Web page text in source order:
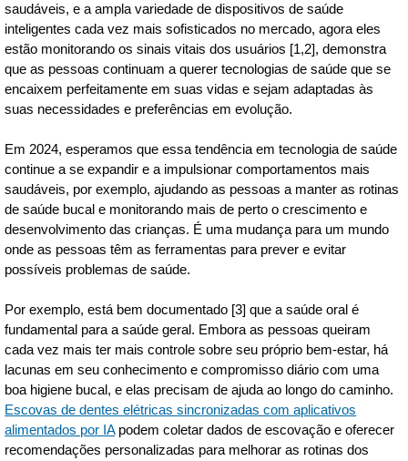
saudáveis, e a ampla variedade de dispositivos de saúde
inteligentes cada vez mais sofisticados no mercado, agora eles
estão monitorando os sinais vitais dos usuários [1,2], demonstra
que as pessoas continuam a querer tecnologias de saúde que se
encaixem perfeitamente em suas vidas e sejam adaptadas às
suas necessidades e preferências em evolução.
Em 2024, esperamos que essa tendência em tecnologia de saúde
continue a se expandir e a impulsionar comportamentos mais
saudáveis, por exemplo, ajudando as pessoas a manter as rotinas
de saúde bucal e monitorando mais de perto o crescimento e
desenvolvimento das crianças. É uma mudança para um mundo
onde as pessoas têm as ferramentas para prever e evitar
possíveis problemas de saúde.
Por exemplo, está bem documentado [3] que a saúde oral é
fundamental para a saúde geral. Embora as pessoas queiram
cada vez mais ter mais controle sobre seu próprio bem-estar, há
lacunas em seu conhecimento e compromisso diário com uma
boa higiene bucal, e elas precisam de ajuda ao longo do caminho.
Escovas de dentes elétricas sincronizadas com aplicativos
alimentados por IApodem coletar dados de escovação e oferecer
recomendações personalizadas para melhorar as rotinas dos